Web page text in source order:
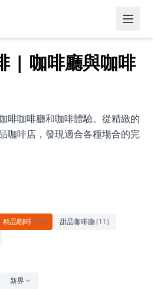
| 咖啡廳與咖啡
啡咖啡廳和咖啡體驗。從精緻的
咖啡店，發現適合各種場合的完
精品咖啡(15) 甜品咖啡廳(11)
新界